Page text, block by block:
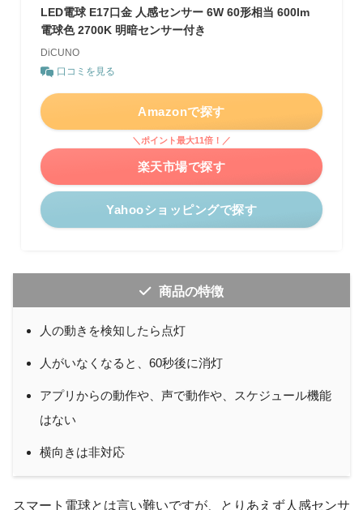
LED電球 E17口金 人感センサー 6W 60形相当 600lm
電球色 2700K 明暗センサー付き
DiCUNO
口コミを見る
Amazonで探す
＼ポイント最大11倍！／
楽天市場で探す
Yahooショッピングで探す
商品の特徴
人の動きを検知したら点灯
人がいなくなると、60秒後に消灯
アプリからの動作や、声で動作や、スケジュール機能
はない
横向きは非対応
スマート電球とは言い難いですが、とりあえず人感センサ